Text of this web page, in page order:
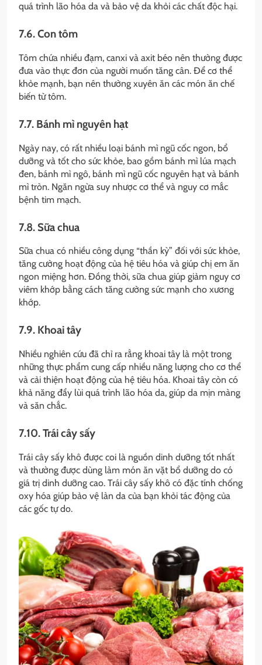
quá trình lão hóa da và bảo vệ da khỏi các chất độc hại.
7.6. Con tôm
Tôm chứa nhiều đạm, canxi và axit béo nên thường được
đưa vào thực đơn của người muốn tăng cân. Để cơ thể
khỏe mạnh, bạn nên thường xuyên ăn các món ăn chế
biến từ tôm.
7.7. Bánh mì nguyên hạt
Ngày nay, có rất nhiều loại bánh mì ngũ cốc ngon, bổ
dưỡng và tốt cho sức khỏe, bao gồm bánh mì lúa mạch
đen, bánh mì ngô, bánh mì ngũ cốc nguyên hạt và bánh
mì tròn. Ngăn ngừa suy nhược cơ thể và nguy cơ mắc
bệnh tim mạch.
7.8. Sữa chua
Sữa chua có nhiều công dụng “thần kỳ” đối với sức khỏe,
tăng cường hoạt động của hệ tiêu hóa và giúp chị em ăn
ngon miệng hơn. Đồng thời, sữa chua giúp giảm nguy cơ
viêm khớp bằng cách tăng cường sức mạnh cho xương
khớp.
7.9. Khoai tây
Nhiều nghiên cứu đã chỉ ra rằng khoai tây là một trong
những thực phẩm cung cấp nhiều năng lượng cho cơ thể
và cải thiện hoạt động của hệ tiêu hóa. Khoai tây còn có
khả năng đẩy lùi quá trình lão hóa da, giúp da mịn màng
và săn chắc.
7.10. Trái cây sấy
Trái cây sấy khô được coi là nguồn dinh dưỡng tốt nhất
và thường được dùng làm món ăn vặt bổ dưỡng do có
giá trị dinh dưỡng cao. Trái cây sấy khô có đặc tính chống
oxy hóa giúp bảo vệ làn da của bạn khỏi tác động của
các gốc tự do.